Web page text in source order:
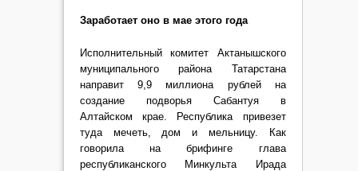
Заработает оно в мае этого года
Исполнительный комитет Актанышского
муниципального района Татарстана
направит 9,9 миллиона рублей на
создание подворья Сабантуя в
Алтайском крае. Республика привезет
туда мечеть, дом и мельницу. Как
говорила на брифинге глава
республиканского Минкульта Ирада